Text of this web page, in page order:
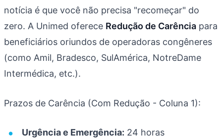
notícia é que você não precisa "recomeçar" do
zero. A Unimed oferece Redução de Carência para
beneficiários oriundos de operadoras congêneres
(como Amil, Bradesco, SulAmérica, NotreDame
Intermédica, etc.).
Prazos de Carência (Com Redução - Coluna 1):
Urgência e Emergência: 24 horas